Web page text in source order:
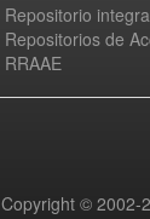
Repositorio
Repositorios de
RRAAE
Copyright © 2002-